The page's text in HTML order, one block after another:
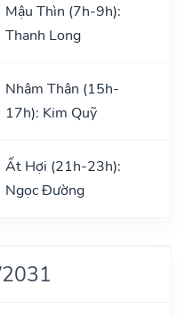
Mậu Thìn (7h-9h):
Thanh Long
Nhâm Thân (15h-
17h): Kim Quỹ
Ất Hợi (21h-23h):
Ngọc Đường